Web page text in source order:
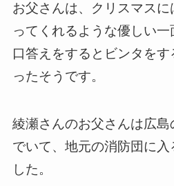
お父さんは、クリスマス
ってくれるような優しい一
口答えをするとビンタを
ったそうです。
綾瀬さんのお父さんは広
でいて、地元の消防団に
した。